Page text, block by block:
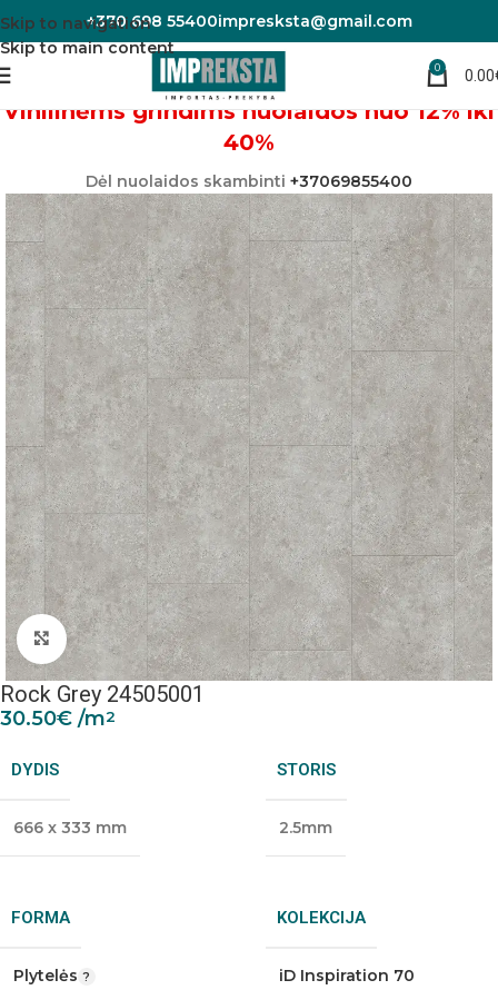
Skip to navigation
Skip to main content
+370 698 55400impresksta@gmail.com
0 0.00
Pradžia Vinilinės grindys
Vinilinėms grindims nuolaidos nuo 12% iki
40%
Dėl nuolaidos skambinti +37069855400
Padidinti nuotrauką
Rock Grey 24505001
30.50€ /m2
DYDIS
666 x 333 mm
STORIS
2.5mm
FORMA
Plytelės
KOLEKCIJA
iD Inspiration 70